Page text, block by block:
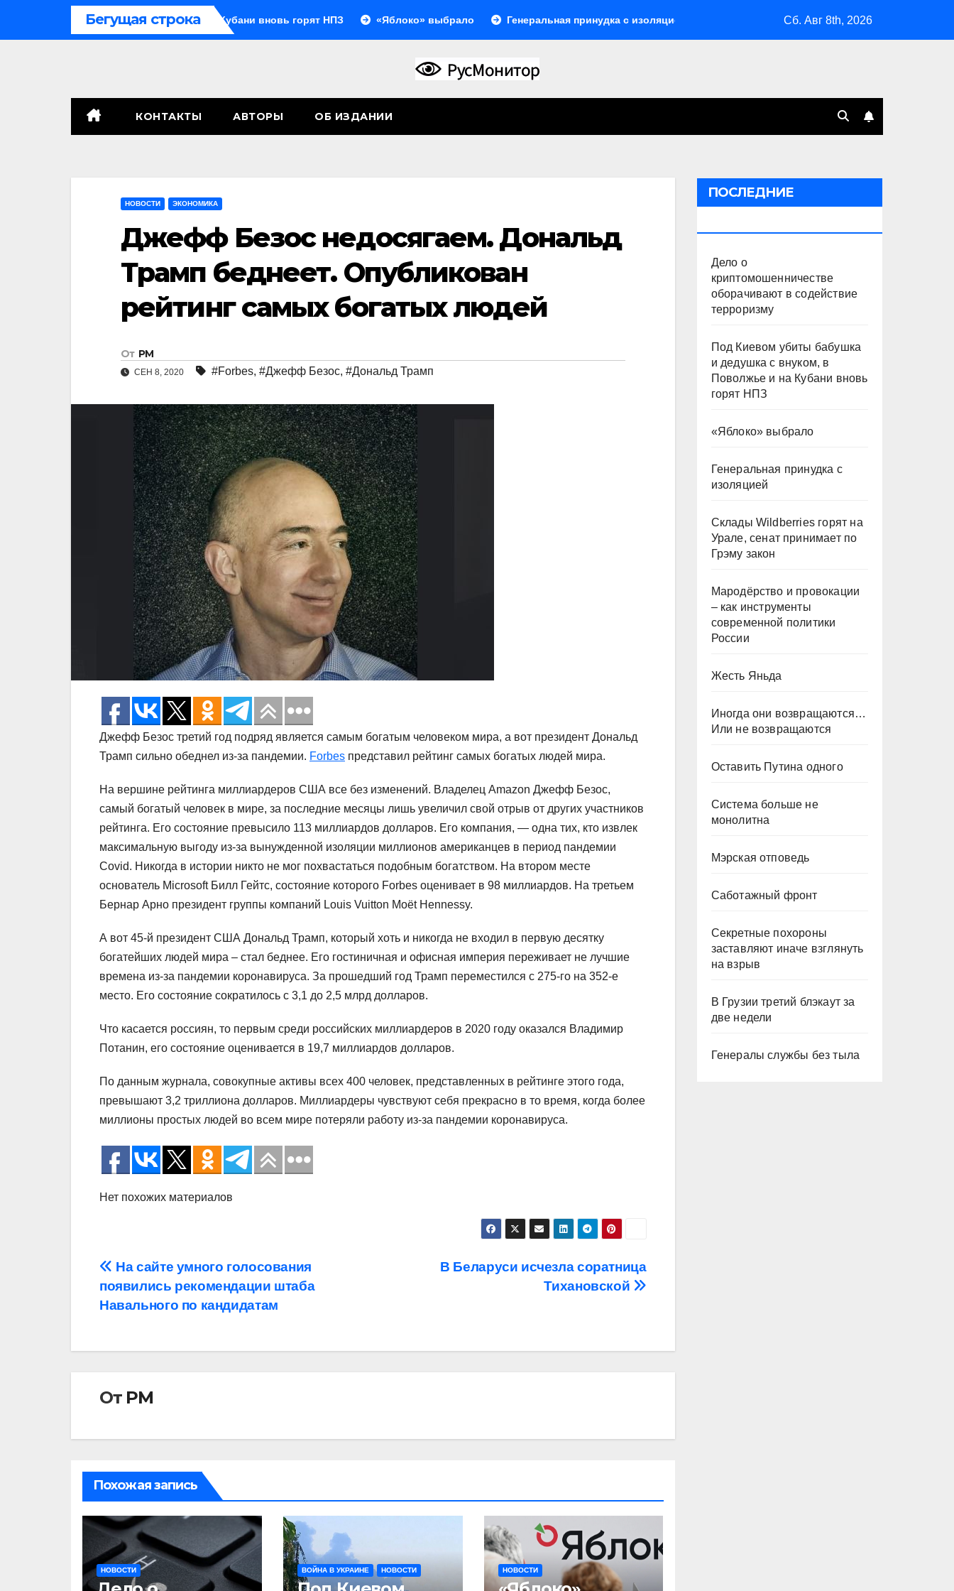
Бегущая строка
с внуком, в Поволжье и на Кубани вновь горят НПЗ «Яблоко» выбрало Генеральная принудка с изоляцией Склады Wildberries горят на Урале, сенат принимает
Сб. Авг 8th, 2026
КОНТАКТЫ АВТОРЫ ОБ ИЗДАНИИ
НОВОСТИ ЭКОНОМИКА
Джефф Безос недосягаем. Дональд
Трамп беднеет. Опубликован
рейтинг самых богатых людей
От РМ
СЕН 8, 2020 #Forbes, #Джефф Безос, #Дональд Трамп
Джефф Безос третий год подряд является самым богатым человеком мира, а вот президент Дональд
Трамп сильно обеднел из-за пандемии. Forbes представил рейтинг самых богатых людей мира.
На вершине рейтинга миллиардеров США все без изменений. Владелец Amazon Джефф Безос,
самый богатый человек в мире, за последние месяцы лишь увеличил свой отрыв от других участников
рейтинга. Его состояние превысило 113 миллиардов долларов. Его компания, — одна тих, кто извлек
максимальную выгоду из-за вынужденной изоляции миллионов американцев в период пандемии
Covid. Никогда в истории никто не мог похвастаться подобным богатством. На втором месте
основатель Microsoft Билл Гейтс, состояние которого Forbes оценивает в 98 миллиардов. На третьем
Бернар Арно президент группы компаний Louis Vuitton Moët Hennessy.
А вот 45-й президент США Дональд Трамп, который хоть и никогда не входил в первую десятку
богатейших людей мира – стал беднее. Его гостиничная и офисная империя переживает не лучшие
времена из-за пандемии коронавируса. За прошедший год Трамп переместился с 275-го на 352-е
место. Его состояние сократилось с 3,1 до 2,5 млрд долларов.
Что касается россиян, то первым среди российских миллиардеров в 2020 году оказался Владимир
Потанин, его состояние оценивается в 19,7 миллиардов долларов.
По данным журнала, совокупные активы всех 400 человек, представленных в рейтинге этого года,
превышают 3,2 триллиона долларов. Миллиардеры чувствуют себя прекрасно в то время, когда более
миллионы простых людей во всем мире потеряли работу из-за пандемии коронавируса.
Нет похожих материалов
Навигация
по
В Беларуси исчезла соратница
Тихановской
На сайте умного голосования
появились рекомендации штаба
Навального по кандидатам
От РМ
Похожая запись
НОВОСТИ ВОЙНА В УКРАИНЕ НОВОСТИ НОВОСТИ
ПОСЛЕДНИЕ
Дело о
криптомошенничестве
оборачивают в содействие
терроризму
Под Киевом убиты бабушка
и дедушка с внуком, в
Поволжье и на Кубани вновь
горят НПЗ
«Яблоко» выбрало
Генеральная принудка с
изоляцией
Склады Wildberries горят на
Урале, сенат принимает по
Грэму закон
Мародёрство и провокации
– как инструменты
современной политики
России
Жесть Яньда
Иногда они возвращаются…
Или не возвращаются
Оставить Путина одного
Система больше не
монолитна
Мэрская отповедь
Саботажный фронт
Секретные похороны
заставляют иначе взглянуть
на взрыв
В Грузии третий блэкаут за
две недели
Генералы службы без тыла